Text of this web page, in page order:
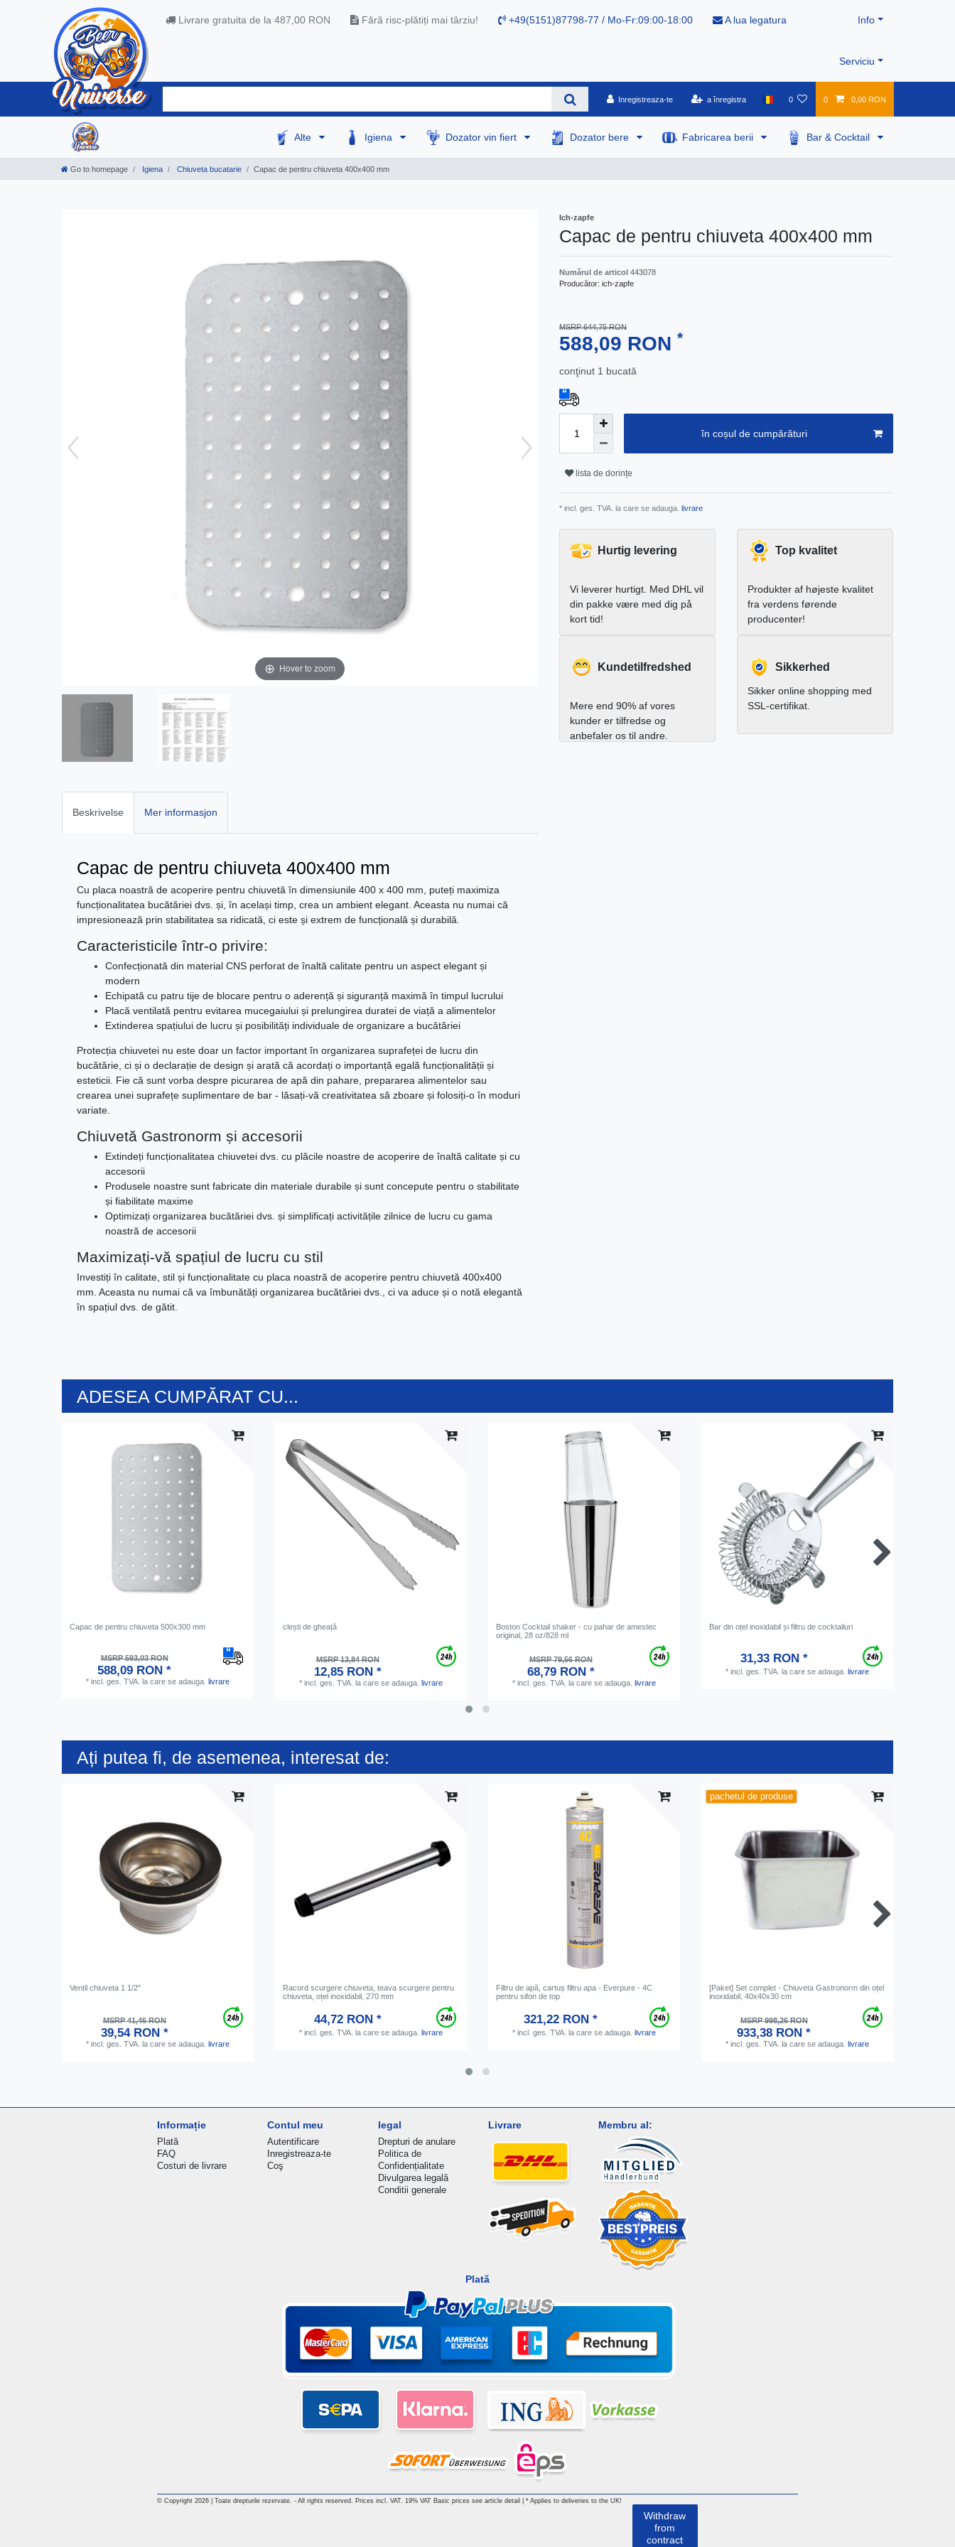
Livrare gratuita de la 487,00 RON Fără risc-plătiți mai târziu! +49(5151)87798-77 / Mo-Fr:09:00-18:00 A lua legatura Info
Serviciu
Inregistreaza-te a înregistra 0 0 0,00 RON
Alte Igiena Dozator vin fiert Dozator bere Fabricarea berii Bar & Cocktail
Go to homepage Igiena Chiuveta bucatarie Capac de pentru chiuveta 400x400 mm
Hover to zoom
Beskrivelse Mer informasjon
Capac de pentru chiuveta 400x400 mm
Cu placa noastră de acoperire pentru chiuvetă în dimensiunile 400 x 400 mm, puteți maximiza
funcționalitatea bucătăriei dvs. și, în același timp, crea un ambient elegant. Aceasta nu numai că
impresionează prin stabilitatea sa ridicată, ci este și extrem de funcțională și durabilă.
Caracteristicile într-o privire:
Confecționată din material CNS perforat de înaltă calitate pentru un aspect elegant și
modern
Echipată cu patru tije de blocare pentru o aderență și siguranță maximă în timpul lucrului
Placă ventilată pentru evitarea mucegaiului și prelungirea duratei de viață a alimentelor
Extinderea spațiului de lucru și posibilități individuale de organizare a bucătăriei
Protecția chiuvetei nu este doar un factor important în organizarea suprafeței de lucru din
bucătărie, ci și o declarație de design și arată că acordați o importanță egală funcționalității și
esteticii. Fie că sunt vorba despre picurarea de apă din pahare, prepararea alimentelor sau
crearea unei suprafețe suplimentare de bar - lăsați-vă creativitatea să zboare și folosiți-o în moduri
variate.
Chiuvetă Gastronorm și accesorii
Extindeți funcționalitatea chiuvetei dvs. cu plăcile noastre de acoperire de înaltă calitate și cu
accesorii
Produsele noastre sunt fabricate din materiale durabile și sunt concepute pentru o stabilitate
și fiabilitate maxime
Optimizați organizarea bucătăriei dvs. și simplificați activitățile zilnice de lucru cu gama
noastră de accesorii
Maximizați-vă spațiul de lucru cu stil
Investiți în calitate, stil și funcționalitate cu placa noastră de acoperire pentru chiuvetă 400x400
mm. Aceasta nu numai că va îmbunătăți organizarea bucătăriei dvs., ci va aduce și o notă elegantă
în spațiul dvs. de gătit.
Ich-zapfe
Capac de pentru chiuveta 400x400 mm
Numărul de articol 443078
Producător: ich-zapfe
MSRP 644,75 RON
588,09 RON *
conţinut 1 bucată
în coșul de cumpărături
lista de dorințe
* incl. ges. TVA. la care se adauga. livrare
Hurtig levering
Vi leverer hurtigt. Med DHL vil
din pakke være med dig på
kort tid!
Top kvalitet
Produkter af højeste kvalitet
fra verdens førende
producenter!
Kundetilfredshed
Mere end 90% af vores
kunder er tilfredse og
anbefaler os til andre.
Sikkerhed
Sikker online shopping med
SSL-certifikat.
ADESEA CUMPĂRAT CU...
Capac de pentru chiuveta 500x300 mm
MSRP 593,03 RON
588,09 RON *
* incl. ges. TVA. la care se adauga. livrare
clești de gheață
MSRP 13,84 RON
12,85 RON *
* incl. ges. TVA. la care se adauga. livrare
Boston Cocktail shaker - cu pahar de amestec
original, 28 oz/828 ml
MSRP 79,56 RON
68,79 RON *
* incl. ges. TVA. la care se adauga. livrare
Bar din oțel inoxidabil și filtru de cocktailuri
31,33 RON *
* incl. ges. TVA. la care se adauga. livrare
Ați putea fi, de asemenea, interesat de:
Ventil chiuveta 1 1/2"
MSRP 41,46 RON
39,54 RON *
* incl. ges. TVA. la care se adauga. livrare
Racord scurgere chiuveta, teava scurgere pentru
chiuveta, oțel inoxidabil, 270 mm
44,72 RON *
* incl. ges. TVA. la care se adauga. livrare
Filtru de apă, cartuș filtru apa - Everpure - 4C
pentru sifon de top
321,22 RON *
* incl. ges. TVA. la care se adauga. livrare
pachetul de produse
[Paket] Set complet - Chiuveta Gastronorm din oțel
inoxidabil, 40x40x30 cm
MSRP 998,26 RON
933,38 RON *
* incl. ges. TVA. la care se adauga. livrare
Informație
Plată
FAQ
Costuri de livrare
Contul meu
Autentificare
Inregistreaza-te
Coş
legal
Drepturi de anulare
Politica de
Confidențialitate
Divulgarea legală
Conditii generale
Livrare Membru al:
Plată
© Copyright 2026 | Toate drepturile rezervate. - All rights reserved. Prices incl. VAT. 19% VAT Basic prices see article detail | * Applies to deliveries to the UK!
Withdraw
from
contract